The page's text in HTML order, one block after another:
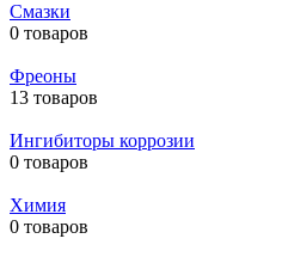
Смазки
0 товаров
Фреоны
13 товаров
Ингибиторы коррозии
0 товаров
Химия
0 товаров